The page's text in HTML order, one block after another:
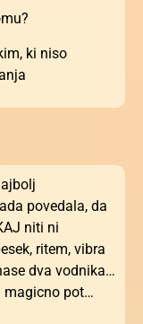
ki niso
povedala, da
niti ni
ritem, vibra
dva vodnika…
magicno pot…